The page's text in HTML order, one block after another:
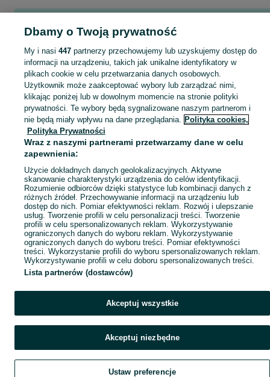
jbl lodówka
Sprzedaż elektroniki Nowy Targ ▶️ szeroki wybór modeli i marek ✅ Nowe i używane oferty w atrakcyjnych cenach ☝ Sprawdź ogłoszenia online na OLX.pl!
Mapa kategorii
Mapa miejscowości
Mapa ministron
Popularne wyszukiwania
Dbamy o Twoją prywatność
My i nasi 447partnerzy przechowujemy lub uzyskujemy dostęp do
informacji na urządzeniu, takich jak unikalne identyfikatory w
plikach cookie w celu przetwarzania danych osobowych.
Użytkownik może zaakceptować wybory lub zarządzać nimi,
klikając poniżej lub w dowolnym momencie na stronie polityki
prywatności. Te wybory będą sygnalizowane naszym partnerom i
nie będą miały wpływu na dane przeglądania. Polityka cookies,
Polityka Prywatności
Wraz z naszymi partnerami przetwarzamy dane w celu
zapewnienia:
Użycie dokładnych danych geolokalizacyjnych. Aktywne
skanowanie charakterystyki urządzenia do celów identyfikacji.
Rozumienie odbiorców dzięki statystyce lub kombinacji danych z
różnych źródeł. Przechowywanie informacji na urządzeniu lub
dostęp do nich. Pomiar efektywności reklam. Rozwój i ulepszanie
usług. Tworzenie profili w celu personalizacji treści. Tworzenie
profili w celu spersonalizowanych reklam. Wykorzystywanie
ograniczonych danych do wyboru reklam. Wykorzystywanie
ograniczonych danych do wyboru treści. Pomiar efektywności
treści. Wykorzystanie profili do wyboru spersonalizowanych reklam.
Wykorzystywanie profili w celu doboru spersonalizowanych treści.
Lista partnerów (dostawców)
Akceptuj wszystkie
Akceptuj niezbędne
Ustaw preferencje